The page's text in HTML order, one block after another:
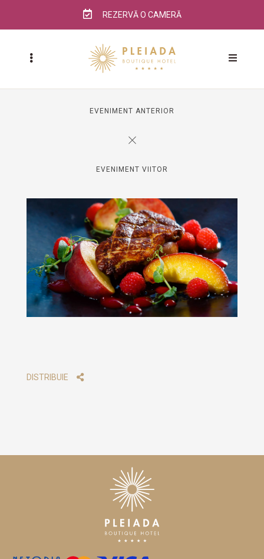
REZERVĂ O CAMERĂ
EVENIMENT ANTERIOR
EVENIMENT VIITOR
DISTRIBUIE